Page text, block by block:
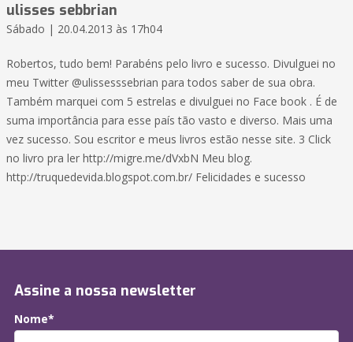
ulisses sebbrian
Sábado | 20.04.2013 às 17h04
Robertos, tudo bem! Parabéns pelo livro e sucesso. Divulguei no
meu Twitter @ulissesssebrian para todos saber de sua obra.
Também marquei com 5 estrelas e divulguei no Face book . É de
suma importância para esse país tão vasto e diverso. Mais uma
vez sucesso. Sou escritor e meus livros estão nesse site. 3 Click
no livro pra ler http://migre.me/dVxbN Meu blog.
http://truquedevida.blogspot.com.br/ Felicidades e sucesso
Assine a nossa newsletter
Nome*